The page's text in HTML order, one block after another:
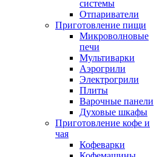
системы
Отпариватели
Приготовление пищи
Микроволновые
печи
Мультиварки
Аэрогрили
Электрогрили
Плиты
Варочные панели
Духовые шкафы
Приготовление кофе и
чая
Кофеварки